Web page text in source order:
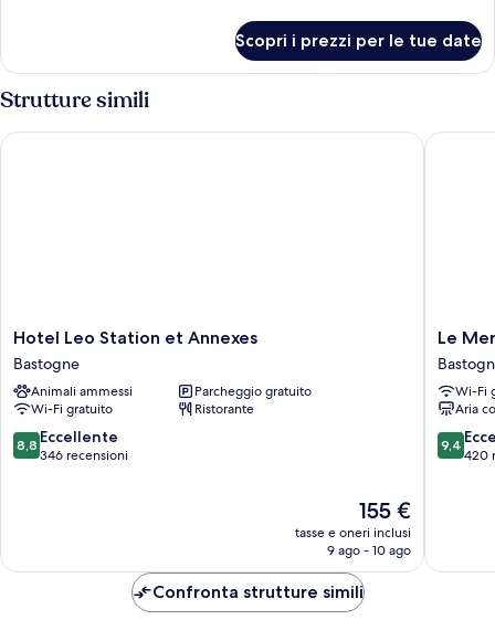
Double
Scopri i prezzi per le tue date
Strutture simili
Hotel
Leo
Station
et
Annexes
Bastogne
Hotel Leo Station et Annexes
Bastogne
Animali ammessi
Parcheggio gratuito
Wi-Fi gratuito
Ristorante
8.8
su
8,8 Eccellente
346 recensioni
Il
prezzo
attuale
155 €
155 €
tasse e oneri inclusi
9 ago - 10 ago
Hotel Leo Station et Annexes
Le
Motel
Le
Wi-Fi
Aria
9.4
su
9,4
420
Le
Confronta strutture simili